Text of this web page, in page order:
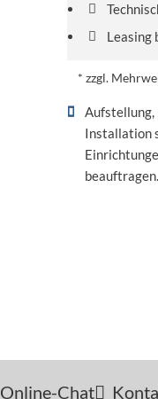
Leasing
* zzgl.
Aufstellung,
Installation
beauftragen.
Online-Chat